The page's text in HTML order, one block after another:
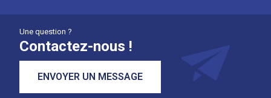
Une question ?
Contactez-nous !
ENVOYER UN MESSAGE